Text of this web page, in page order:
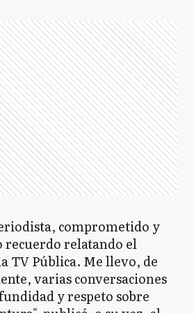
comprometido y
relatando el
TV Pública. Me llevo, de
varias conversaciones
y respeto sobre